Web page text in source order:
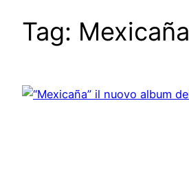
Tag: Mexicaña